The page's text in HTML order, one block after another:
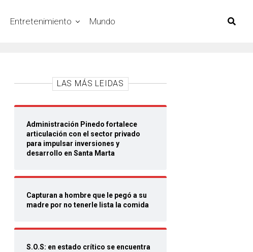
Entretenimiento Mundo
LAS MÁS LEIDAS
Administración Pinedo fortalece
articulación con el sector privado
para impulsar inversiones y
desarrollo en Santa Marta
Capturan a hombre que le pegó a su
madre por no tenerle lista la comida
S.O.S: en estado crítico se encuentra